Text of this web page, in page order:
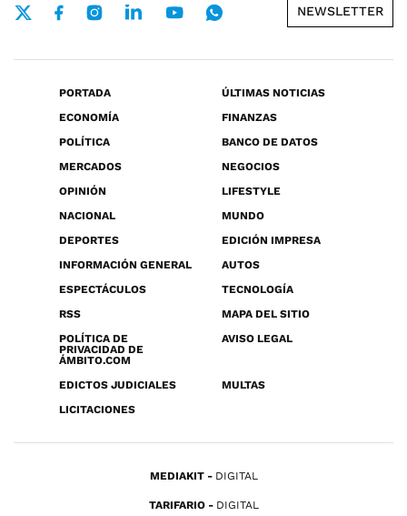
NEWSLETTER
PORTADA
ÚLTIMAS NOTICIAS
ECONOMÍA
FINANZAS
POLÍTICA
BANCO DE DATOS
MERCADOS
NEGOCIOS
OPINIÓN
LIFESTYLE
NACIONAL
MUNDO
DEPORTES
EDICIÓN IMPRESA
INFORMACIÓN GENERAL
AUTOS
ESPECTÁCULOS
TECNOLOGÍA
RSS
MAPA DEL SITIO
POLÍTICA DE
PRIVACIDAD DE
ÁMBITO.COM
AVISO LEGAL
EDICTOS JUDICIALES
MULTAS
LICITACIONES
MEDIAKIT DIGITAL
TARIFARIO DIGITAL